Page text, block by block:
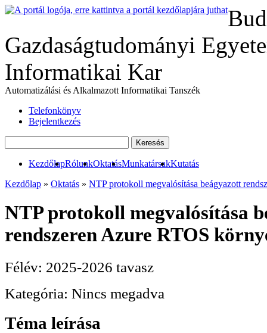
Gazdaságtudományi
Informatikai Kar
Automatizálási és Alkalmazott Informatikai Tanszék
Telefonkönyv
Bejelentkezés
KezdőlapRólunkOktatásMunkatársakKutatás
Kezdőlap » Oktatás » NTP protokoll megvalósítása beágyazott
NTP protokoll megvalósítása
rendszeren Azure RTOS
Félév: 2025-2026 tavasz
Kategória: Nincs megadva
Téma leírása